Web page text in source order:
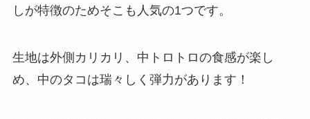
しが特徴のためそこも人気の1つです。
生地は外側カリカリ、中トロトロの食感が楽し
め、中のタコは瑞々しく弾力があります！